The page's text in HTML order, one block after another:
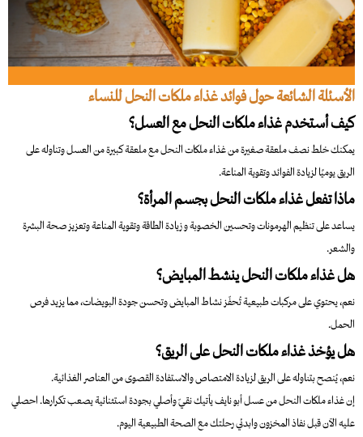
الأسئلة الشائعة حول فوائد غذاء ملكات النحل للنساء
كيف أستخدم غذاء ملكات النحل مع العسل؟
يمكنك خلط نصف ملعقة صغيرة من غذاء ملكات النحل مع ملعقة كبيرة من العسل وتناوله على
الريق يوميًا لزيادة الفوائد وتقوية المناعة.
ماذا تفعل غذاء ملكات النحل بجسم المرأة؟
يساعد على تنظيم الهرمونات وتحسين الخصوبة و زيادة الطاقة وتقوية المناعة وتعزيز صحة البشرة
والشعر.
هل غذاء ملكات النحل ينشط المبايض؟
نعم، يحتوي على مركبات طبيعية تُحفّز نشاط المبايض وتحسن جودة البويضات، مما يزيد فرص
الحمل.
هل يؤخذ غذاء ملكات النحل على الريق؟
نعم، يُنصح بتناوله على الريق لزيادة الامتصاص والاستفادة القصوى من العناصر الغذائية.
إن غذاء ملكات النحل من عسل أبو نايف يأتيك نقيّ وأصلي بجودة استثنائية يصعب تكرارها. احصلي
عليه الآن قبل نفاذ المخزون وابدئي رحلتك مع الصحة الطبيعية اليوم.